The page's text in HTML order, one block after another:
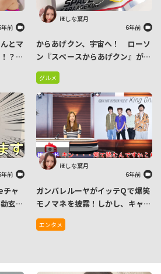
前
とマ
？２
たな
ほしな葉月
6年前
からあげクン、宇宙へ！ ローソ
ン『スペースからあげクン』が宇
宙日本食に認証されたことを発表
グルメ
前
チャ
玄く
こり
ほしな葉月
6年前
ガンバレルーヤがイッテQで爆笑
モノマネを披露！しかし、キャス
ター葉月が “King Gnu” を読め
ずグダグダに…
エンタメ